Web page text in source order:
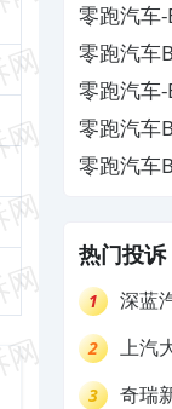
零跑汽车
零跑汽车
者
零跑汽车
零跑汽车
退款
零跑汽车
热门投诉
1
深蓝
2
上汽
3
奇瑞